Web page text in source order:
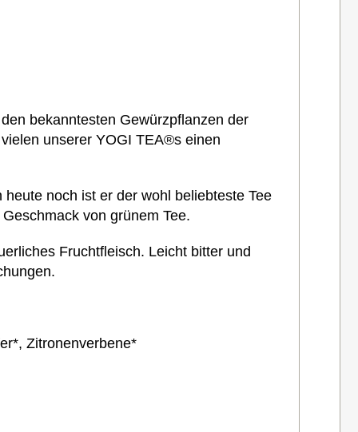
bekanntesten Gewürzpflanzen der
unserer YOGI TEA®s einen
noch ist er der wohl beliebteste Tee
von grünem Tee.
Fruchtfleisch. Leicht bitter und
Zitronenverbene*